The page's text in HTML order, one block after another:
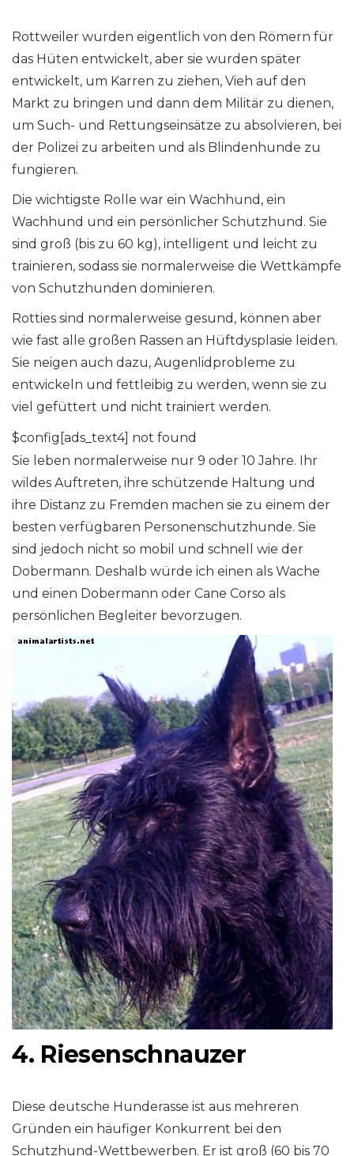
Rottweiler wurden eigentlich von den Römern für
das Hüten entwickelt, aber sie wurden später
entwickelt, um Karren zu ziehen, Vieh auf den
Markt zu bringen und dann dem Militär zu dienen,
um Such- und Rettungseinsätze zu absolvieren, bei
der Polizei zu arbeiten und als Blindenhunde zu
fungieren.
Die wichtigste Rolle war ein Wachhund, ein
Wachhund und ein persönlicher Schutzhund. Sie
sind groß (bis zu 60 kg), intelligent und leicht zu
trainieren, sodass sie normalerweise die Wettkämpfe
von Schutzhunden dominieren.
Rotties sind normalerweise gesund, können aber
wie fast alle großen Rassen an Hüftdysplasie leiden.
Sie neigen auch dazu, Augenlidprobleme zu
entwickeln und fettleibig zu werden, wenn sie zu
viel gefüttert und nicht trainiert werden.
$config[ads_text4] not found
Sie leben normalerweise nur 9 oder 10 Jahre. Ihr
wildes Auftreten, ihre schützende Haltung und
ihre Distanz zu Fremden machen sie zu einem der
besten verfügbaren Personenschutzhunde. Sie
sind jedoch nicht so mobil und schnell wie der
Dobermann. Deshalb würde ich einen als Wache
und einen Dobermann oder Cane Corso als
persönlichen Begleiter bevorzugen.
4. Riesenschnauzer
Diese deutsche Hunderasse ist aus mehreren
Gründen ein häufiger Konkurrent bei den
Schutzhund-Wettbewerben. Er ist groß (60 bis 70